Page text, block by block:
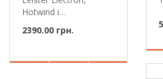
Hotwind і
WAIRHEAT..
2390.00 грн.